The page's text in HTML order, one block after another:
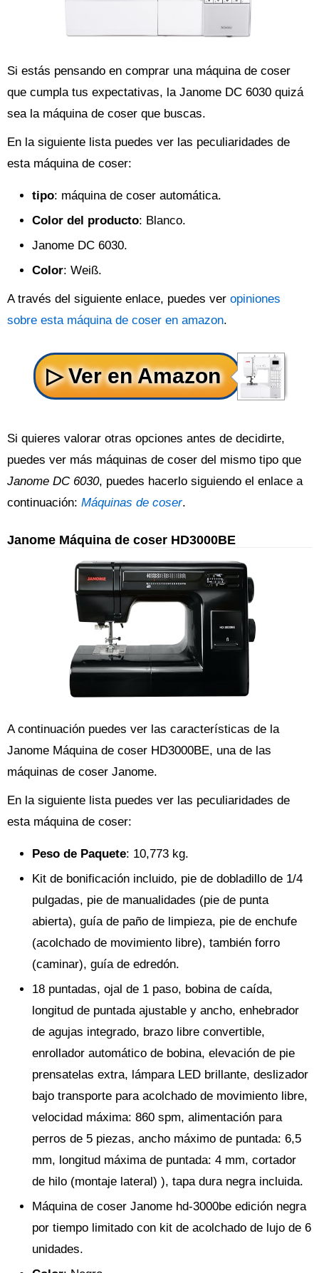
Si estás pensando en comprar una máquina de coser
que cumpla tus expectativas, la Janome DC 6030 quizá
sea la máquina de coser que buscas.
En la siguiente lista puedes ver las peculiaridades de
esta máquina de coser:
tipo: máquina de coser automática.
Color del producto: Blanco.
Janome DC 6030.
Color: Weiß.
A través del siguiente enlace, puedes ver opiniones
sobre esta máquina de coser en amazon.
Si quieres valorar otras opciones antes de decidirte,
puedes ver más máquinas de coser del mismo tipo que
Janome DC 6030, puedes hacerlo siguiendo el enlace a
continuación: Máquinas de coser.
Janome Máquina de coser HD3000BE
A continuación puedes ver las características de la
Janome Máquina de coser HD3000BE, una de las
máquinas de coser Janome.
En la siguiente lista puedes ver las peculiaridades de
esta máquina de coser:
Peso de Paquete: 10,773 kg.
Kit de bonificación incluido, pie de dobladillo de 1/4
pulgadas, pie de manualidades (pie de punta
abierta), guía de paño de limpieza, pie de enchufe
(acolchado de movimiento libre), también forro
(caminar), guía de edredón.
18 puntadas, ojal de 1 paso, bobina de caída,
longitud de puntada ajustable y ancho, enhebrador
de agujas integrado, brazo libre convertible,
enrollador automático de bobina, elevación de pie
prensatelas extra, lámpara LED brillante, deslizador
bajo transporte para acolchado de movimiento libre,
velocidad máxima: 860 spm, alimentación para
perros de 5 piezas, ancho máximo de puntada: 6,5
mm, longitud máxima de puntada: 4 mm, cortador
de hilo (montaje lateral) ), tapa dura negra incluida.
Máquina de coser Janome hd-3000be edición negra
por tiempo limitado con kit de acolchado de lujo de 6
unidades.